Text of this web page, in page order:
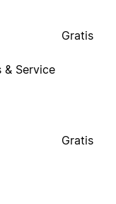
& Service
Gratis
Gratis